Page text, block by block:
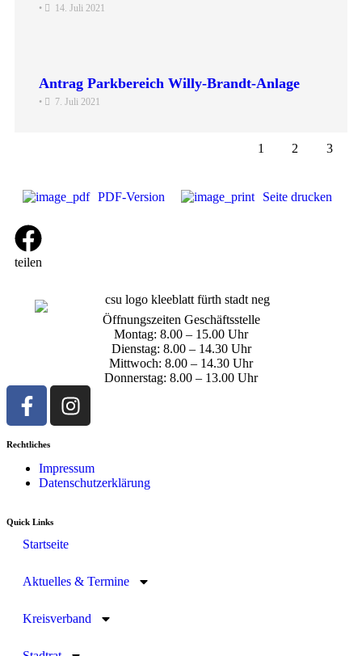
• 14. Juli 2021
Antrag Parkbereich Willy-Brandt-Anlage
• 7. Juli 2021
1 2 3
PDF-Version Seite drucken
teilen
Öffnungszeiten Geschäftsstelle
Montag: 8.00 – 15.00 Uhr
Dienstag: 8.00 – 14.30 Uhr
Mittwoch: 8.00 – 14.30 Uhr
Donnerstag: 8.00 – 13.00 Uhr
Rechtliches
Impressum
Datenschutzerklärung
Quick Links
Startseite
Aktuelles & Termine
Kreisverband